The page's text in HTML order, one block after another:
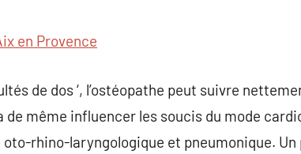
en Provence
de dos ‘, l’ostéopathe peut suivre
même influencer les soucis du mode
rhino-laryngologique et pneumonique. Un